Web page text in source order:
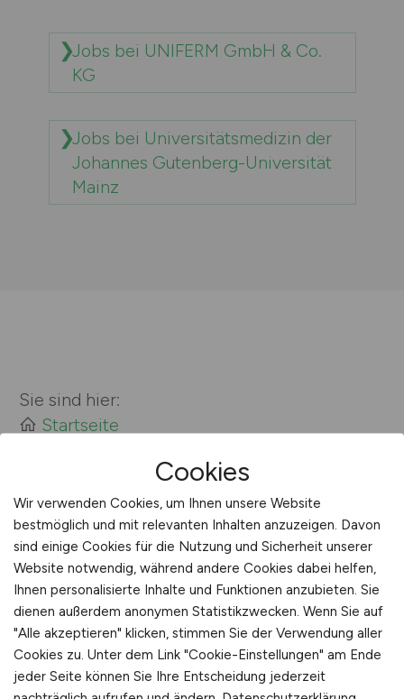
Jobs bei UNIFERM GmbH & Co.
KG
Jobs bei Universitätsmedizin der
Johannes Gutenberg-Universität
Mainz
Sie sind hier:
Startseite
Unternehmen mit U
LEBENSMITTEL.JOBS
Cookies
Wir verwenden Cookies, um Ihnen unsere Website
bestmöglich und mit relevanten Inhalten anzuzeigen. Davon
sind einige Cookies für die Nutzung und Sicherheit unserer
Website notwendig, während andere Cookies dabei helfen,
Ihnen personalisierte Inhalte und Funktionen anzubieten. Sie
dienen außerdem anonymen Statistikzwecken. Wenn Sie auf
"Alle akzeptieren" klicken, stimmen Sie der Verwendung aller
Cookies zu. Unter dem Link "Cookie-Einstellungen" am Ende
jeder Seite können Sie Ihre Entscheidung jederzeit